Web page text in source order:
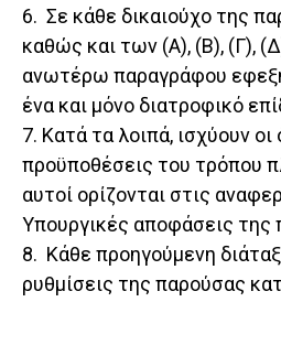
6. Σε κάθε δικαιούχο της
καθώς και των (Α), (Β), (Γ),
ανωτέρω παραγράφου
ένα και μόνο διατροφικό
7. Κατά τα λοιπά, ισχύουν οι
προϋποθέσεις του τρόπου
αυτοί ορίζονται στις
Υπουργικές αποφάσεις
8. Κάθε προηγούμενη
ρυθμίσεις της παρούσας